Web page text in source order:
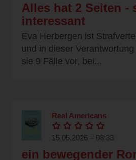
Alles hat 2 Seiten -
interessant
Eva Herbergen ist
und in dieser
sie 9 Fälle vor, bei...
Real Americans
15.05.2026 – 08:33
ein bewegender